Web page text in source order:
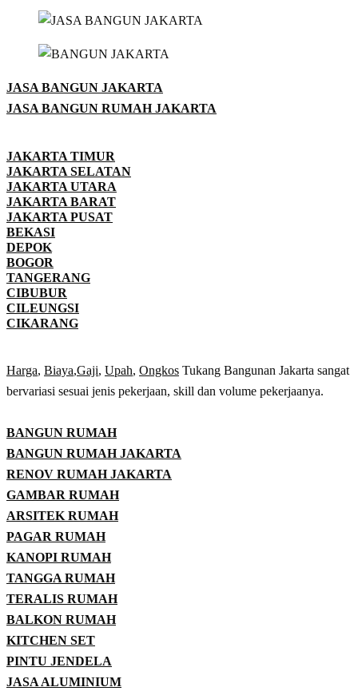
JASA BANGUN JAKARTA
JASA BANGUN RUMAH JAKARTA
JAKARTA TIMUR
JAKARTA SELATAN
JAKARTA UTARA
JAKARTA BARAT
JAKARTA PUSAT
BEKASI
DEPOK
BOGOR
TANGERANG
CIBUBUR
CILEUNGSI
CIKARANG
Harga, Biaya,Gaji, Upah, Ongkos Tukang Bangunan Jakarta sangat
bervariasi sesuai jenis pekerjaan, skill dan volume pekerjaanya.
BANGUN RUMAH
BANGUN RUMAH JAKARTA
RENOV RUMAH JAKARTA
GAMBAR RUMAH
ARSITEK RUMAH
PAGAR RUMAH
KANOPI RUMAH
TANGGA RUMAH
TERALIS RUMAH
BALKON RUMAH
KITCHEN SET
PINTU JENDELA
JASA ALUMINIUM